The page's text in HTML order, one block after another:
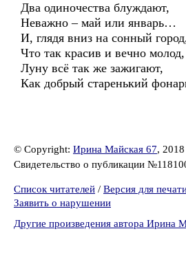
Два одиночества блуждают,
Неважно – май или январь…
И, глядя вниз на сонный
Что так красив и вечно молод,
Луну всё так же зажигают,
Как добрый старенький
© Copyright: Ирина Майская 67, 2018
Свидетельство о публикации
Список читателей / Версия для
Заявить о нарушении
Другие произведения автора Ирина